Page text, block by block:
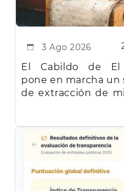
3 Ago 2026
El Cabildo de El
pone en marcha un
de extracción de